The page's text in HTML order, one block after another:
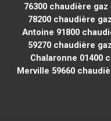
76300 chaudière gaz
78200chaudière
Antoine 91800
59270 chaudière
Chalaronne 01400
Merville 59660